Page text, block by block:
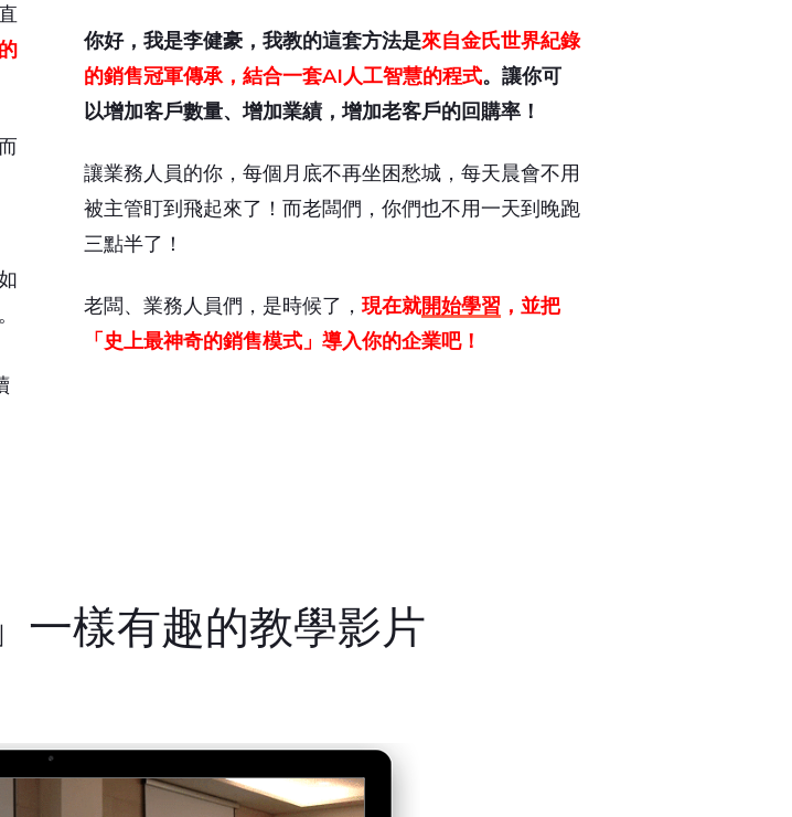
你好，我是李健豪，我教的這套方法是來自金氏世界紀錄
的銷售冠軍傳承，結合一套AI人工智慧的程式。讓你可
以增加客戶數量、增加業績，增加老客戶的回購率！
讓業務人員的你，每個月底不再坐困愁城，每天晨會不用
被主管盯到飛起來了！而老闆們，你們也不用一天到晚跑
三點半了！
老闆、業務人員們，是時候了， 現在就開始學習 ，並把
「史上最神奇的銷售模式」導入你的企業吧！
一樣有趣的教學影片